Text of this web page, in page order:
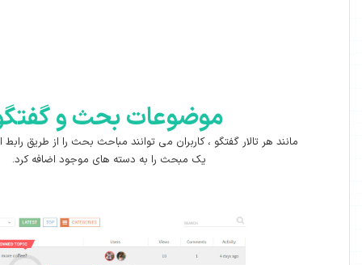
موضوعات بحث و گفتگو
، کاربران می توانند مباحث بحث را از طریق رابط ایجاد کنند. می توان
یک مبحث را به دسته های موجود اضافه کرد.